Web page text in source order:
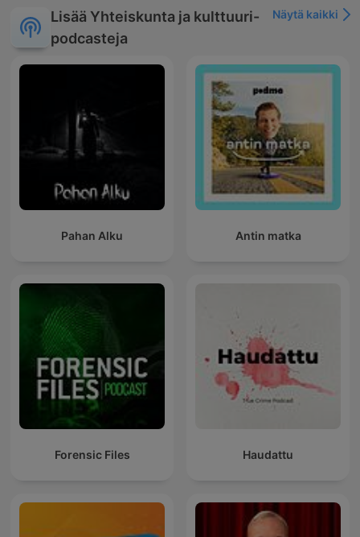
Lisää Yhteiskunta ja kulttuuri-
podcasteja
Näytä kaikki
Pahan Alku Antin matka
Forensic Files Haudattu